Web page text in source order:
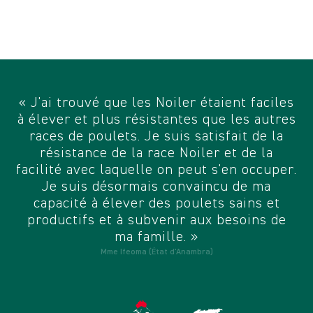
« J'ai trouvé que les Noiler étaient faciles
à élever et plus résistantes que les autres
races de poulets. Je suis satisfait de la
résistance de la race Noiler et de la
facilité avec laquelle on peut s'en occuper.
Je suis désormais convaincu de ma
capacité à élever des poulets sains et
productifs et à subvenir aux besoins de
ma famille. »
Mme Ifeoma (État d'Anambra)